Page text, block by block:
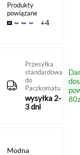
Produkty
powiązane
+4
Przesyłka
standardowa
do
Paczkomatu
wysyłka 2-
3 dni
Modna